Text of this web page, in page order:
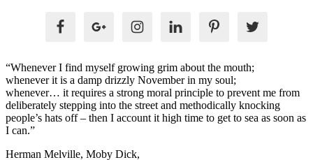
“Whenever I find myself growing grim about the mouth;
whenever it is a damp drizzly November in my soul;
whenever… it requires a strong moral principle to prevent me from
deliberately stepping into the street and methodically knocking
people’s hats off – then I account it high time to get to sea as soon as
I can.”
Herman Melville, Moby Dick,